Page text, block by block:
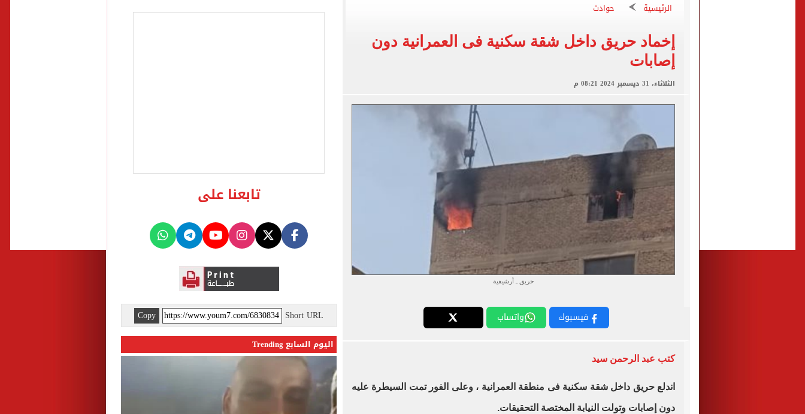
أسعار الذهب في مصر تتراجع.. وعيار 21 يسجل هذا الرقم
الرئيسية حوادث
إخماد حريق داخل شقة سكنية فى العمرانية دون
إصابات
الثلاثاء، 31 ديسمبر 2024 08:21 م
حريق ـ أرشيفية
فيسبوك واتساب
كتب عبد الرحمن سيد
اندلع حريق داخل شقة سكنية فى منطقة العمرانية ، وعلى الفور تمت السيطرة عليه
دون إصابات وتولت النيابة المختصة التحقيقات.
تابعنا على
Short URL
Copy
اليوم السابع Trending